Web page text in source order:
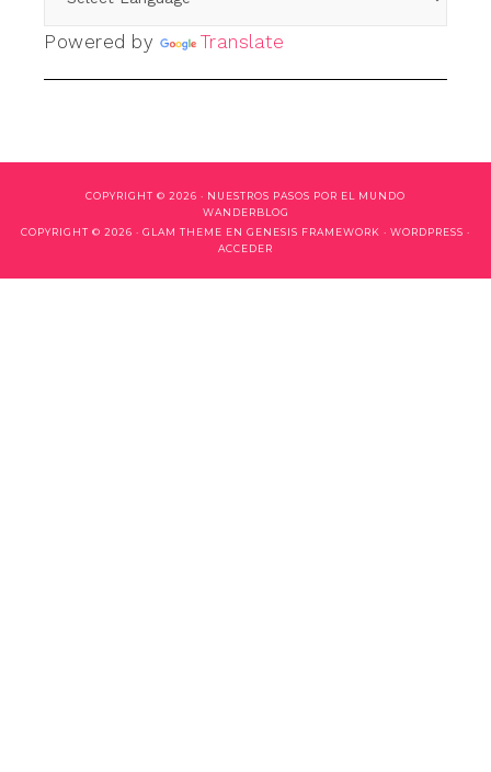
Powered by Translate
COPYRIGHT © 2026 · NUESTROS PASOS POR EL MUNDO
WANDERBLOG
COPYRIGHT © 2026 · GLAM THEME EN GENESIS FRAMEWORK · WORDPRESS ·
ACCEDER